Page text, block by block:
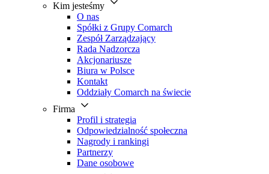
Kim jesteśmy
O nas
Spółki z Grupy Comarch
Zespół Zarządzający
Rada Nadzorcza
Akcjonariusze
Biura w Polsce
Kontakt
Oddziały Comarch na świecie
Firma
Profil i strategia
Odpowiedzialność społeczna
Nagrody i rankingi
Partnerzy
Dane osobowe